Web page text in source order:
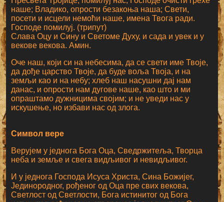
наше; Владико, опрости безакоња наша; Свети,
посети и исцели немоћи наше, имена Твога ради.
Господе помилуј. (трипут)
Слава Оцу и Сину и Светоме Духу, и сада и увек и у
векове векова. Амин.
Оче наш, који си на небесима, да се свети име Твоје,
да дође царство Твоје, да буде воља Твоја, и на
земљи као и на небу; хлеб наш насушни дај нам
данас, и опрости нам дугове наше, као што и ми
опраштамо дужницима својим; и не уведи нас у
искушење, но избави нас од злога.
Символ вере
Верујем у једнога Бога Оца, Сведржитеља, Творца
неба и земље и свега видљивог и невидљивог.
И у једнога Господа Исуса Христа, Сина Божијег,
Јединородног, рођеног од Оца пре свих векова,
Светлост од Светлости, Бога истинитог од Бога